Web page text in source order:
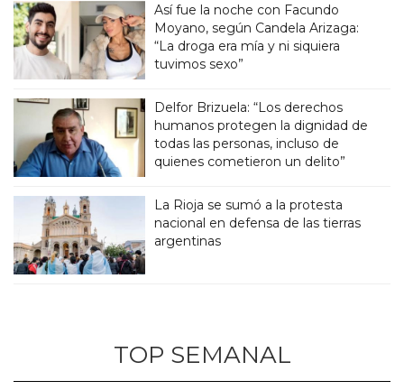
Así fue la noche con Facundo
Moyano, según Candela Arizaga:
“La droga era mía y ni siquiera
tuvimos sexo”
Delfor Brizuela: “Los derechos
humanos protegen la dignidad de
todas las personas, incluso de
quienes cometieron un delito”
La Rioja se sumó a la protesta
nacional en defensa de las tierras
argentinas
TOP SEMANAL